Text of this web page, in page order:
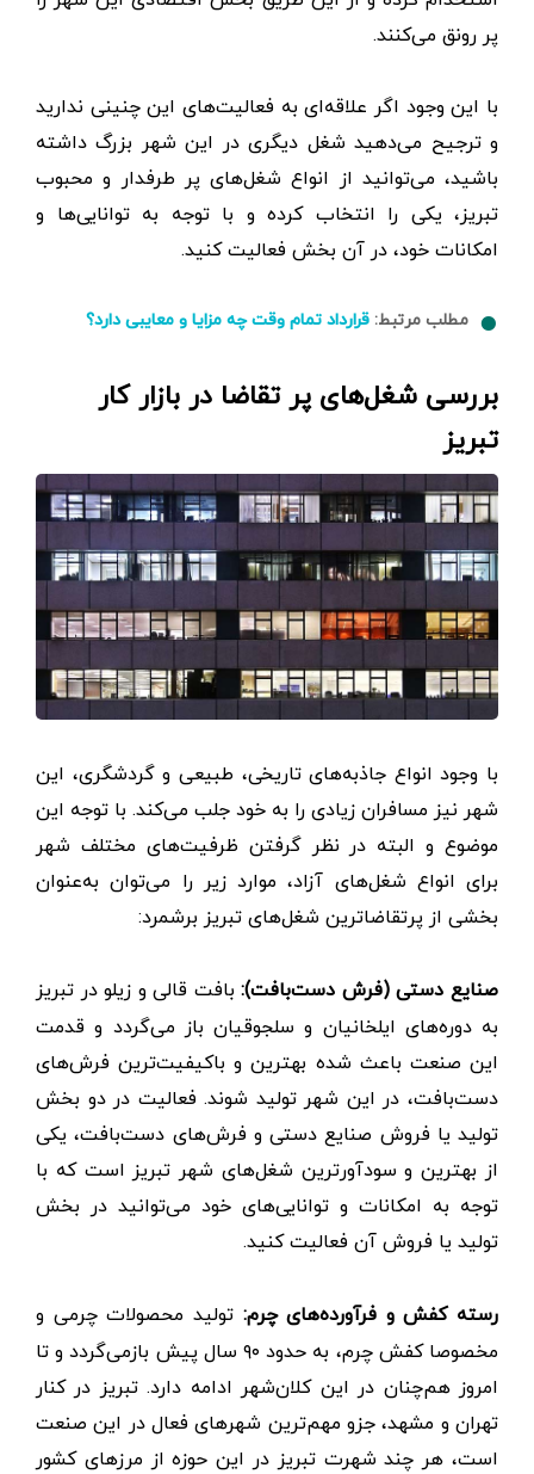
پر رونق می‌کنند.
با این وجود اگر علاقه‌ای به فعالیت‌های این چنینی ندارید
و ترجیح می‌دهید شغل دیگری در این شهر بزرگ داشته
باشید، می‌توانید از انواع شغل‌های پر طرفدار و محبوب
تبریز، یکی را انتخاب کرده و با توجه به توانایی‌ها و
امکانات خود، در آن بخش فعالیت کنید.
مطلب مرتبط: قرارداد تمام وقت چه مزایا و معایبی دارد؟
بررسی شغل‌های پر تقاضا در بازار کار
تبریز
با وجود انواع جاذبه‌های تاریخی، طبیعی و گردشگری، این
شهر نیز مسافران زیادی را به خود جلب می‌کند. با توجه این
موضوع و البته در نظر گرفتن ظرفیت‌های مختلف شهر
برای انواع شغل‌های آزاد، موارد زیر را می‌توان به‌عنوان
بخشی از پرتقاضاترین شغل‌های تبریز برشمرد:
صنایع دستی (فرش دست‌بافت):بافت قالی و زیلو در تبریز
به دوره‌های ایلخانیان و سلجوقیان باز می‌گردد و قدمت
این صنعت باعث شده بهترین و باکیفیت‌ترین فرش‌های
دست‌بافت، در این شهر تولید شوند. فعالیت در دو بخش
تولید یا فروش صنایع دستی و فرش‌های دست‌بافت، یکی
از بهترین و سودآورترین شغل‌های شهر تبریز است که با
توجه به امکانات و توانایی‌های خود می‌توانید در بخش
تولید یا فروش آن فعالیت کنید.
رسته کفش و فرآورده‌های چرم: تولید محصولات چرمی و
مخصوصا کفش چرم، به حدود ۹۰ سال پیش بازمی‌گردد و تا
امروز هم‌چنان در این کلان‌شهر ادامه دارد. تبریز در کنار
تهران و مشهد، جزو مهم‌ترین شهرهای فعال در این صنعت
است، هر چند شهرت تبریز در این حوزه از مرزهای کشور